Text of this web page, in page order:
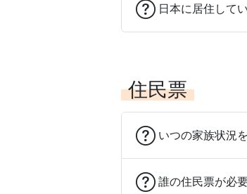
日本に居住して
住民票
いつの家族状況
誰の住民票が必